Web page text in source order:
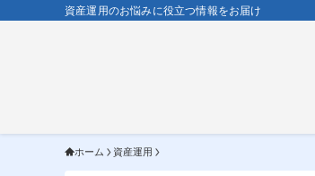
資産運用のお悩みに役立つ情報をお届け
ホーム 資産運用